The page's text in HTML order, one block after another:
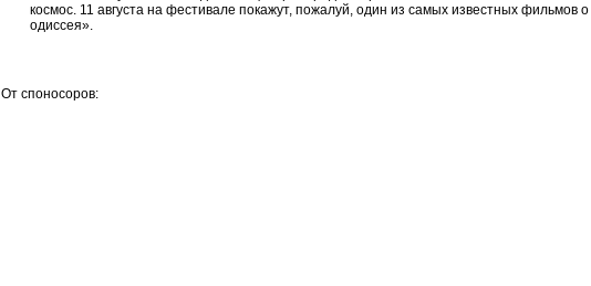
космос. 11 августа на фестивале покажут, пожалуй, один из самых известных фильмов
одиссея».
От споносоров: